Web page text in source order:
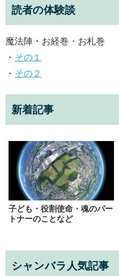
読者の体験談
魔法陣・お経巻・お札巻
・ その１
・ その２
新着記事
子ども・役割使命・魂のパー
トナーのことなど
シャンバラ人気記事